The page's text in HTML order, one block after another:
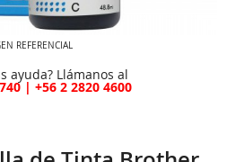
REFERENCIAL
ayuda? Llámanos al
| +56 2 2820 4600